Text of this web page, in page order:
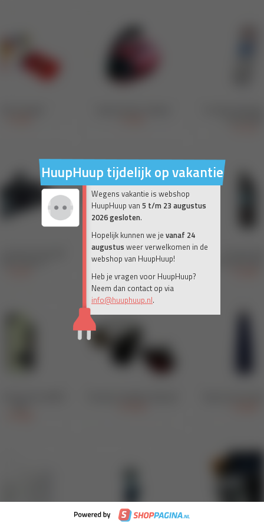
HuupHuup tijdelijk op vakantie
Wegens vakantie is webshop
HuupHuup van 5 t/m 23 augustus
2026 gesloten.
Hopelijk kunnen we je vanaf 24
augustus weer verwelkomen in de
webshop van HuupHuup!
Heb je vragen voor HuupHuup?
Neem dan contact op via
info@huuphuup.nl.